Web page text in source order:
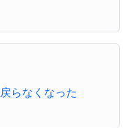
らなくなった